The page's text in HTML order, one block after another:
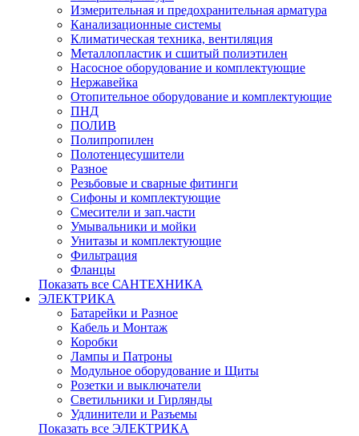
Измерительная и предохранительная арматура
Канализационные системы
Климатическая техника, вентиляция
Металлопластик и сшитый полиэтилен
Насосное оборудование и комплектующие
Нержавейка
Отопительное оборудование и комплектующие
ПНД
ПОЛИВ
Полипропилен
Полотенцесушители
Разное
Резьбовые и сварные фитинги
Сифоны и комплектующие
Смесители и зап.части
Умывальники и мойки
Унитазы и комплектующие
Фильтрация
Фланцы
Показать все САНТЕХНИКА
ЭЛЕКТРИКА
Батарейки и Разное
Кабель и Монтаж
Коробки
Лампы и Патроны
Модульное оборудование и Щиты
Розетки и выключатели
Светильники и Гирлянды
Удлинители и Разъемы
Показать все ЭЛЕКТРИКА